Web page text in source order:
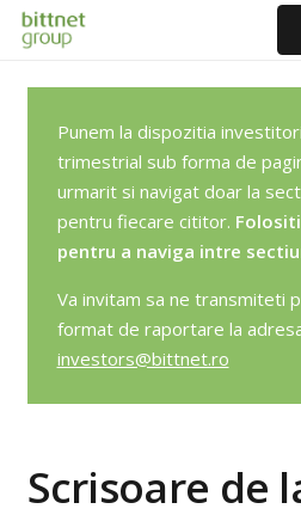
Punem la dispozitia
trimestrial sub forma de
urmarit si navigat doar la
pentru fiecare cititor.
pentru a naviga intre
Va invitam sa ne transmiteti
format de raportare la
investors@bittnet.ro
Scrisoare de